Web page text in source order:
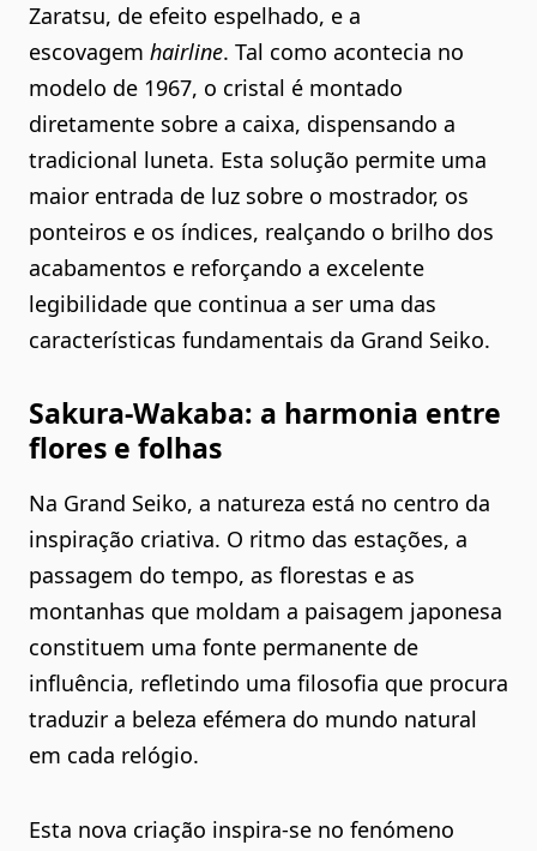
Zaratsu, de efeito espelhado, e a
escovagem hairline. Tal como acontecia no
modelo de 1967, o cristal é montado
diretamente sobre a caixa, dispensando a
tradicional luneta. Esta solução permite uma
maior entrada de luz sobre o mostrador, os
ponteiros e os índices, realçando o brilho dos
acabamentos e reforçando a excelente
legibilidade que continua a ser uma das
características fundamentais da Grand Seiko.
Sakura-Wakaba: a harmonia entre
flores e folhas
Na Grand Seiko, a natureza está no centro da
inspiração criativa. O ritmo das estações, a
passagem do tempo, as florestas e as
montanhas que moldam a paisagem japonesa
constituem uma fonte permanente de
influência, refletindo uma filosofia que procura
traduzir a beleza efémera do mundo natural
em cada relógio.
Esta nova criação inspira-se no fenómeno